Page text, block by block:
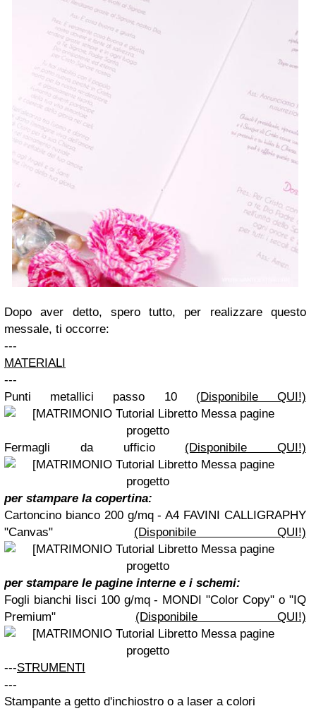
Dopo aver detto, spero tutto, per realizzare questo
messale, ti occorre:
---
MATERIALI
---
Punti metallici passo 10 (Disponibile QUI!)
Fermagli da ufficio (Disponibile QUI!)
per stampare la copertina:
Cartoncino bianco 200 g/mq - A4 FAVINI CALLIGRAPHY
"Canvas" (Disponibile QUI!)
per stampare le pagine interne e i schemi:
Fogli bianchi lisci 100 g/mq - MONDI "Color Copy" o "IQ
Premium" (Disponibile QUI!)
---STRUMENTI
---
Stampante a getto d'inchiostro o a laser a colori